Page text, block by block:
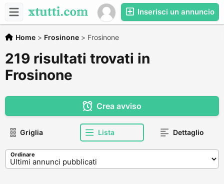
Inserisci un annuncio
Home > Frosinone > Frosinone
219 risultati trovati in
Frosinone
Crea avviso
Griglia Lista Dettaglio
Ordinare